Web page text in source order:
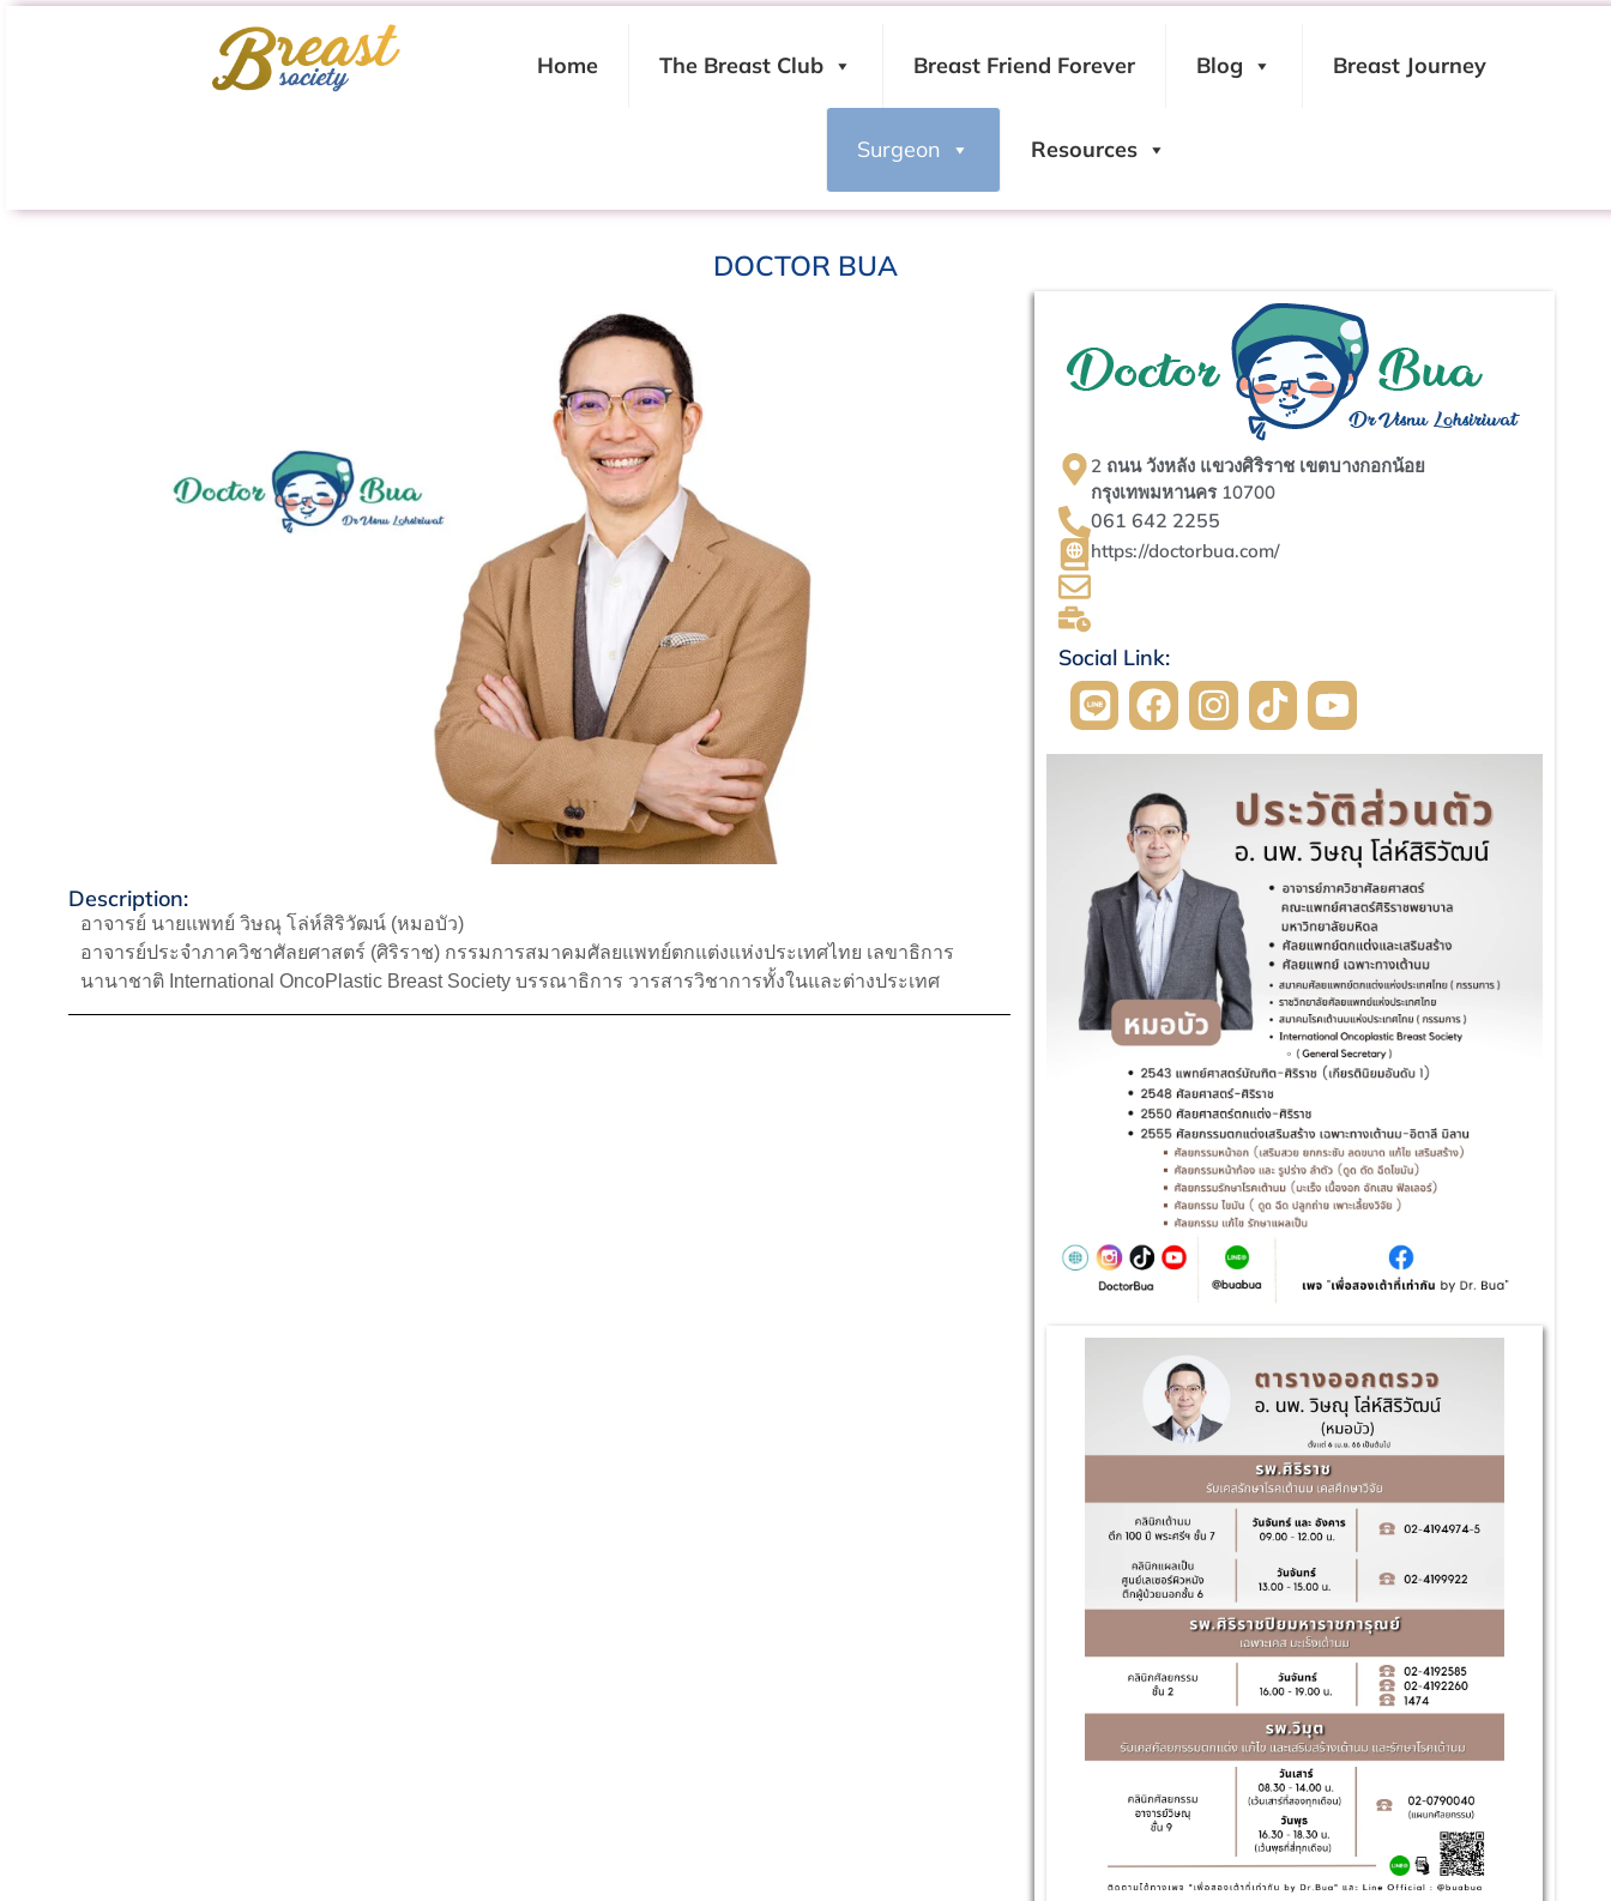
Home The Breast Club Breast Friend Forever Blog Breast Journey
Surgeon Resources
DOCTOR BUA
Description:
อาจารย์ นายแพทย์ วิษณุ โล่ห์สิริวัฒน์ (หมอบัว)
อาจารย์ประจำภาควิชาศัลยศาสตร์ (ศิริราช) กรรมการสมาคมศัลยแพทย์ตกแต่งแห่งประเทศไทย เลขาธิการ
นานาชาติ International OncoPlastic Breast Society บรรณาธิการ วารสารวิชาการทั้งในและต่างประเทศ
2 ถนน วังหลัง แขวงศิริราช เขตบางกอกน้อย
กรุงเทพมหานคร 10700
061 642 2255
https://doctorbua.com/
Social Link: